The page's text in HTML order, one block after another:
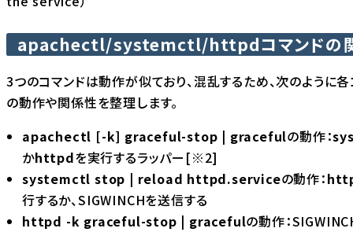
apachectl/systemctl/httpdコマンドの
3つのコマンドは動作が似ており、混乱するため、次のように各
の動作や関係性を整理します。
apachectl [-k] graceful-stop | gracefulの動作：
かhttpdを実行するラッパー[※2]
systemctl stop | reload httpd.serviceの動作：
行するか、SIGWINCHを送信する
httpd -k graceful-stop | gracefulの動作：